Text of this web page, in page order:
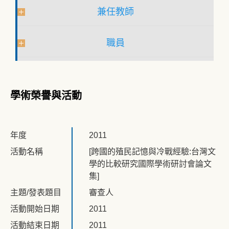
兼任教師
職員
學術榮譽與活動
年度
2011
活動名稱
[跨國的殖民記憶與冷戰經驗:台灣文
學的比較研究國際學術研討會論文
集]
主題/發表題目
審查人
活動開始日期
2011
活動結束日期
2011